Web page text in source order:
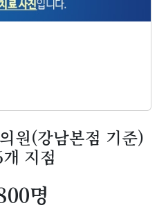
원(강남본점 기준)
지점
명